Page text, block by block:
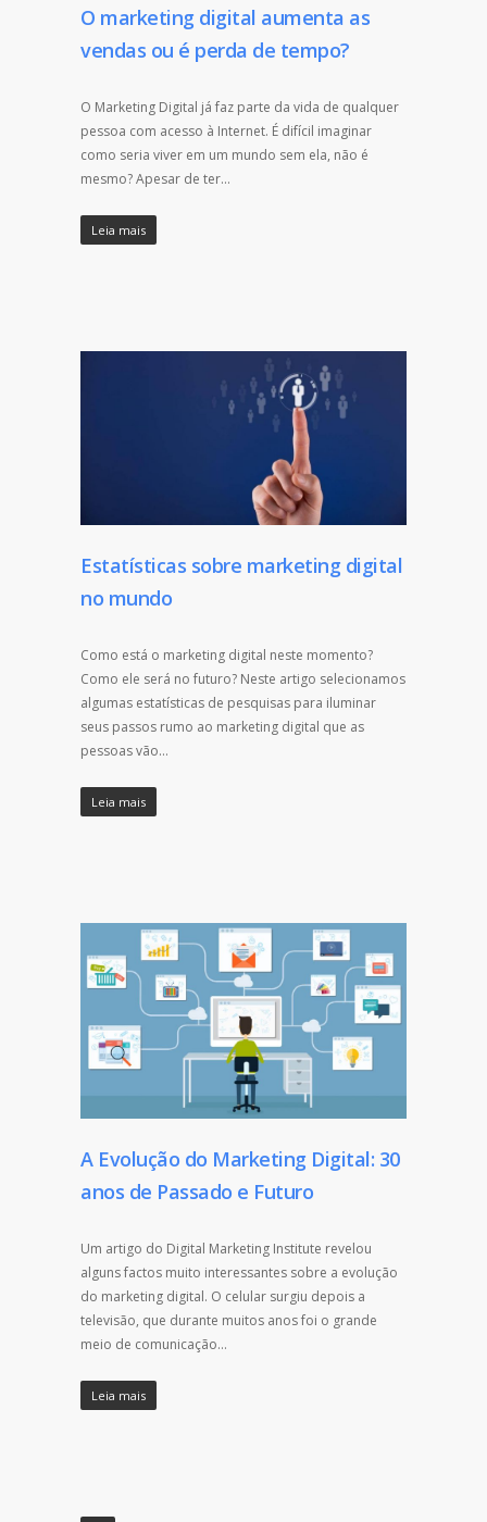
O marketing digital aumenta as
vendas ou é perda de tempo?
O Marketing Digital já faz parte da vida de qualquer
pessoa com acesso à Internet. É difícil imaginar
como seria viver em um mundo sem ela, não é
mesmo? Apesar de ter…
Leia mais
Estatísticas sobre marketing digital
no mundo
Como está o marketing digital neste momento?
Como ele será no futuro? Neste artigo selecionamos
algumas estatísticas de pesquisas para iluminar
seus passos rumo ao marketing digital que as
pessoas vão…
Leia mais
A Evolução do Marketing Digital: 30
anos de Passado e Futuro
Um artigo do Digital Marketing Institute revelou
alguns factos muito interessantes sobre a evolução
do marketing digital. O celular surgiu depois a
televisão, que durante muitos anos foi o grande
meio de comunicação…
Leia mais